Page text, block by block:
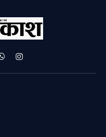
WhatsAppInstagram